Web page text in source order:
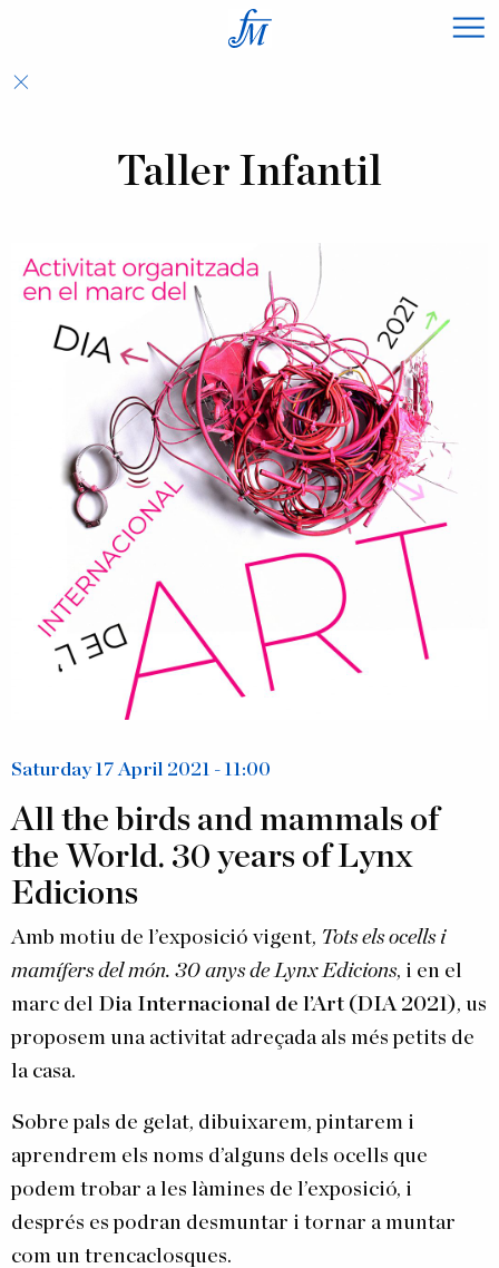
×
Taller Infantil
Saturday 17 April 2021 - 11:00
All the birds and mammals of
the World. 30 years of Lynx
Edicions
Amb motiu de l’exposició vigent, Tots els ocells i
mamífers del món. 30 anys de Lynx Edicions, i en el
marc del Dia Internacional de l’Art (DIA 2021), us
proposem una activitat adreçada als més petits de
la casa.
Sobre pals de gelat, dibuixarem, pintarem i
aprendrem els noms d’alguns dels ocells que
podem trobar a les làmines de l’exposició, i
després es podran desmuntar i tornar a muntar
com un trencaclosques.